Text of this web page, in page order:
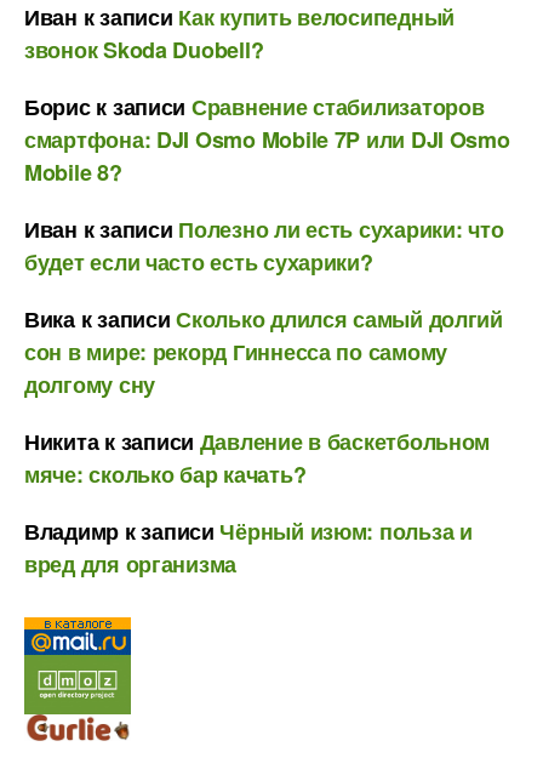
Иван к записи Как купить велосипедный
звонок Skoda Duobell?
Бориск записи Сравнение стабилизаторов
смартфона: DJI Osmo Mobile 7P или DJI Osmo
Mobile 8?
Иван к записи Полезно ли есть сухарики: что
будет если часто есть сухарики?
Викак записиСколько длился самый долгий
сон в мире: рекорд Гиннесса по самому
долгому сну
Никитак записи Давление в баскетбольном
мяче: сколько бар качать?
Владимр к записи Чёрный изюм: польза и
вред для организма